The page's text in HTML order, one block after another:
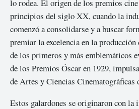
lo rodea. El origen de los premios
principios del siglo XX, cuando la
comenzó a consolidarse y a buscar
premiar la excelencia en la
de los primeros y más emblemáticos
de los Premios Óscar en 1929,
de Artes y Ciencias Cinematográficas
Estos galardones se originaron con la